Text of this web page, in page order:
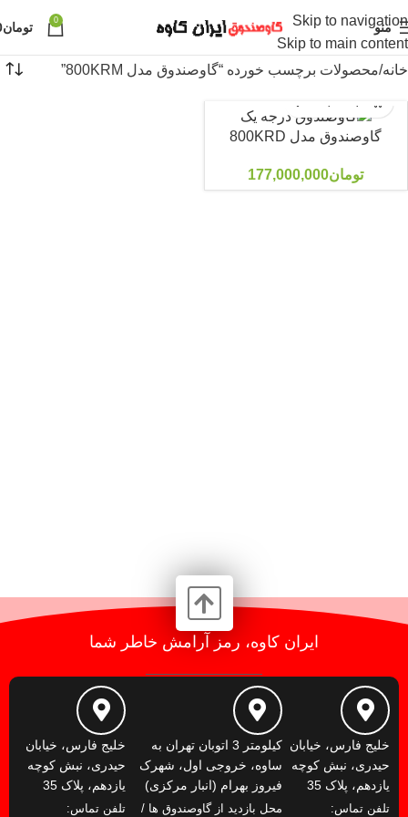
Skip to navigation
Skip to main content
منو 0 تومان
خانه محصولات برچسب خورده “گاوصندوق مدل 800KRM”
گاوصندوق مدل 800KRD
تومان177,000,000
ایران کاوه، رمز آرامش خاطر شما
خلیج فارس، خیابان
حیدری، نبش کوچه
یازدهم، پلاک 35
تلفن تماس:
کیلومتر 3 اتوبان تهران به
ساوه، خروجی اول، شهرک
فیروز بهرام (انبار مرکزی)
محل بازدید از گاوصندوق ها /
خلیج فارس، خیابان
حیدری، نبش کوچه
یازدهم، پلاک 35
تلفن تماس: